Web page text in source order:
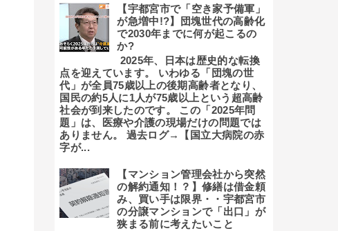
【宇都宮市で「空き家予備軍」
が急増中!?】団塊世代の高齢化
で2030年までに何が起こるの
か?
2025年、日本は歴史的な転換
点を迎えています。 いわゆる「団塊の世
代」が全員75歳以上の後期高齢者となり、
国民の約5人に1人が75歳以上という超高齢
社会が到来したのです。 この「2025年問
題」は、医療や介護の現場だけの問題では
ありません。 過去ログ→【国立大病院の赤
字が...
【マンション管理会社から突然
の解約通知！？】修繕は借金頼
み、買い手は限界・・宇都宮市
の分譲マンションで「出口」が
狭まる前に考えたいこと